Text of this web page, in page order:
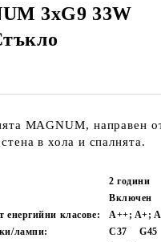
3xG9 33W
MAGNUM, направен
в хола и спалнята.
2 години
Включен
енергийни класове:
A++; A+;
лампи:
C37
G45